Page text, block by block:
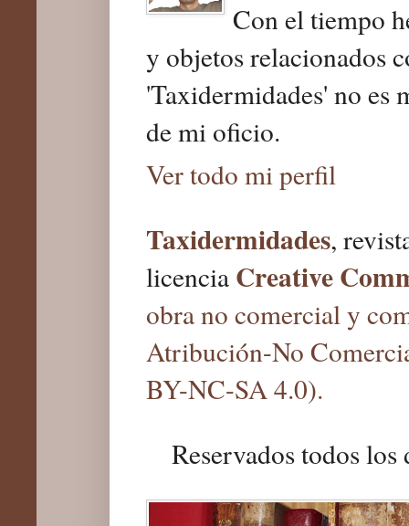
Con el tiempo
y objetos relacionados
'Taxidermidades' no es
de mi oficio.
Ver todo mi perfil
Taxidermidades,
licencia Creative
obra no comercial y
Atribución-No
BY-NC-SA 4.0).
Reservados todos